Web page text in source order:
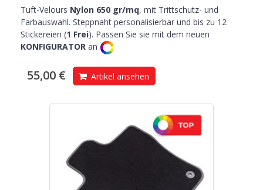
Tuft-Velours Nylon 650 gr/mq, mit Trittschutz- und
Farbauswahl. Steppnaht personalisierbar und bis zu 12
Stickereien (1 Frei). Passen Sie sie mit dem neuen
KONFIGURATOR an
55,00 € Artikel ansehen